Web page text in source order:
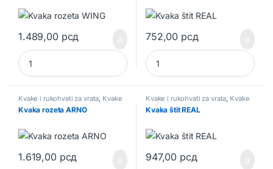
1.489,00 рсд
Kvaka rozeta WING quantity
752,00 рсд
Kvaka štit REAL quantity
Kvake i rukohvati za vrata, Kvake
za drvena vrata
Kvaka rozeta ARNO
1.619,00 рсд
Kvake i rukohvati za vrata, Kvake
za drvena vrata
Kvaka štit REAL
947,00 рсд